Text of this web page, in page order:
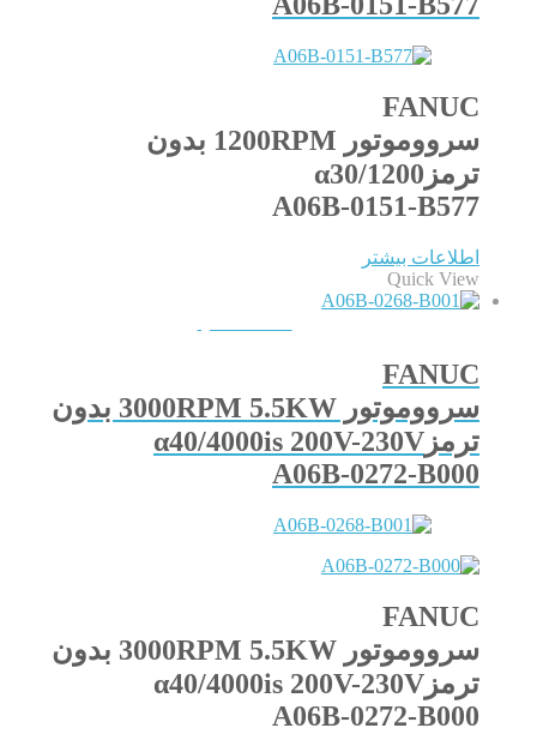
FANUC
سرووموتور 1200RPM بدون
ترمزα30/1200
A06B-0151-B577
اطلاعات بیشتر
Quick View
FANUC
سرووموتور 3000RPM 5.5KW بدون
ترمزα40/4000is 200V-230V
A06B-0272-B000
FANUC
سرووموتور 3000RPM 5.5KW بدون
ترمزα40/4000is 200V-230V
A06B-0272-B000